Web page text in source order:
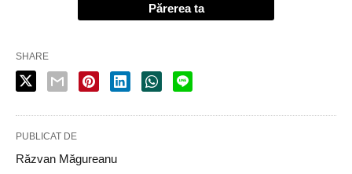
Părerea ta
SHARE
PUBLICAT DE
Răzvan Măgureanu